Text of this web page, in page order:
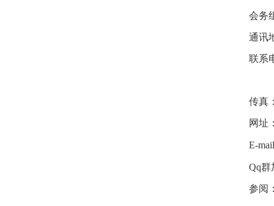
会务
通讯
联系
传真
网址：
E-
Qq群
参阅